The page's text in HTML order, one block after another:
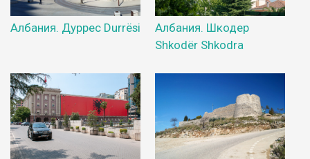
Албания. Дуррес Durrësi
Албания. Шкодер
Shkodër Shkodra